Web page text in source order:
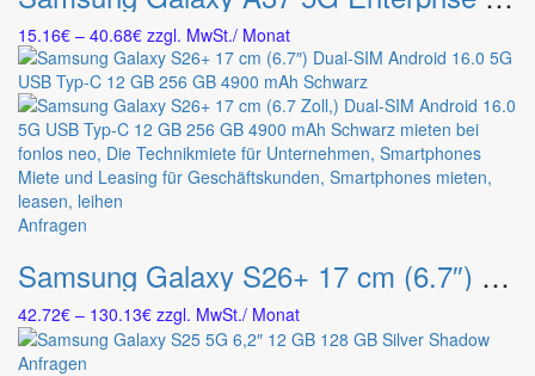
mehrere
Varianten
auf.
Die
Optionen
können
auf
der
Produktseite
15.16€ – 40.68€Preisspanne:
15.16€
bis
40.68€
zzgl. MwSt./ Monat
Anfragen
weist
mehrere
Varianten
auf.
Samsung Galaxy S26+ 17 cm (6.7″) Dual-SIM Android 16.0 5G USB Typ-C 12 GB 256 GB 4900 mAh Schwarz
42.72€ – 130.13€Preisspanne:
42.72€
bis
zzgl. MwSt./ Monat
Anfragen